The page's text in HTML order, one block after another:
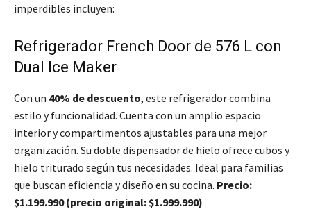
imperdibles incluyen:
Refrigerador French Door de 576 L con
Dual Ice Maker
Con un 40% de descuento, este refrigerador combina
estilo y funcionalidad. Cuenta con un amplio espacio
interior y compartimentos ajustables para una mejor
organización. Su doble dispensador de hielo ofrece cubos y
hielo triturado según tus necesidades. Ideal para familias
que buscan eficiencia y diseño en su cocina. Precio:
$1.199.990 (precio original: $1.999.990)